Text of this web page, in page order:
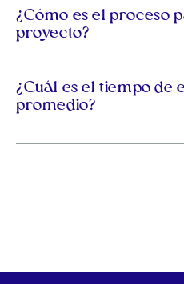
¿Cómo es el proceso
proyecto?
¿Cuál es el tiempo de
promedio?